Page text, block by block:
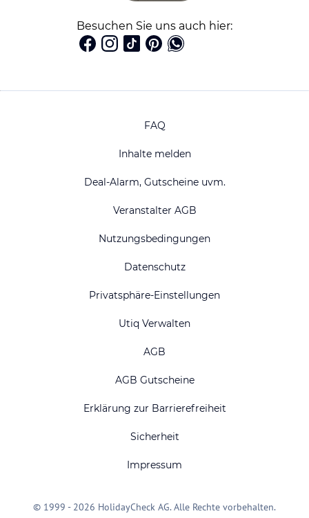
Besuchen Sie uns auch hier:
FAQ
Inhalte melden
Deal-Alarm, Gutscheine uvm.
Veranstalter AGB
Nutzungsbedingungen
Datenschutz
Privatsphäre-Einstellungen
Utiq Verwalten
AGB
AGB Gutscheine
Erklärung zur Barrierefreiheit
Sicherheit
Impressum
© 1999 - 2026 HolidayCheck AG. Alle Rechte vorbehalten.